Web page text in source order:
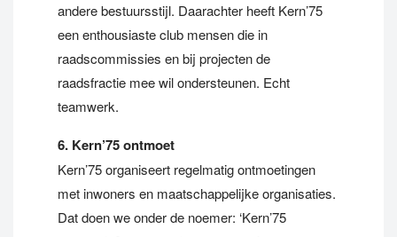
andere bestuursstijl. Daarachter heeft Kern’75
een enthousiaste club mensen die in
raadscommissies en bij projecten de
raadsfractie mee wil ondersteunen. Echt
teamwerk.
6. Kern’75 ontmoet
Kern’75 organiseert regelmatig ontmoetingen
met inwoners en maatschappelijke organisaties.
Dat doen we onder de noemer: ‘Kern’75